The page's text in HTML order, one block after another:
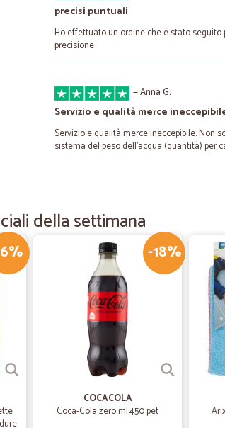
precisi puntuali
Ho effettuato un ordine che è stato
precisione
—Anna G.
Servizio e qualità merce
Servizio e qualità merce ineccepibile. Non
sistema del peso dell'acqua (quantità) per
SSoddisfatta Sono due anni che
Sono due anni che quando vengo in
benissimo.Hanno tutto quello che mi
non la conoscevo
non la conoscevo, ed è stata utile,
accurato, ritornero' sicuramente a
Ottimi prodotti
della settimana
-18%
COCACOLA
Coca-Cola zero ml.450 pet